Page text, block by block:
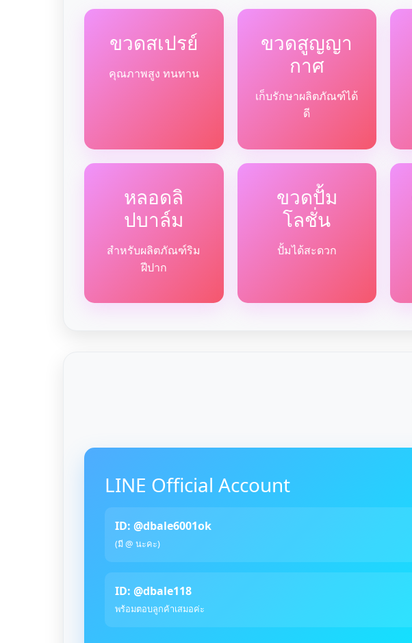
ขวดสเปรย์
คุณภาพสูง ทนทาน
ขวดสูญญา
กาศ
เก็บรักษาผลิตภัณฑ์ได้
ดี
หลอดลิ
ปบาล์ม
สำหรับผลิตภัณฑ์ริม
ฝีปาก
ขวดปั้ม
โลชั่น
ปั้มได้สะดวก
LINE Official Account
ID: @dbale6001ok
(มี @ นะคะ)
ID: @dbale118
พร้อมตอบลูกค้าเสมอค่ะ